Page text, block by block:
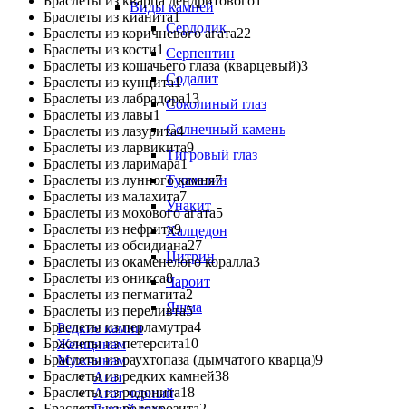
Виды камней
Сердолик
Серпентин
Содалит
Соколиный глаз
Солнечный камень
Тигровый глаз
Турмалин
Унакит
Халцедон
Цитрин
Чароит
Яшма
Редкие камни
Женщинам
Мужчинам
Агат
Агат черный
Браслеты из кианита1
Браслеты из коричневого агата22
Браслеты из кости1
Браслеты из кошачьего глаза (кварцевый)3
Браслеты из кунцита1
Браслеты из лабрадора13
Браслеты из лавы1
Браслеты из лазурита4
Браслеты из ларвикита9
Браслеты из ларимара1
Браслеты из лунного камня7
Браслеты из малахита7
Браслеты из мохового агата5
Браслеты из нефрита9
Браслеты из обсидиана27
Браслеты из окаменелого коралла3
Браслеты из оникса8
Браслеты из пегматита2
Браслеты из переливта5
Браслеты из перламутра4
Браслеты из петерсита10
Браслеты из раухтопаза (дымчатого кварца)9
Браслеты из редких камней38
Браслеты из родонита18